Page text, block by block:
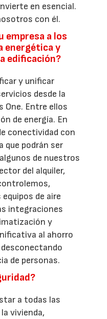
en esencial.
con él.
empresa a los
energética y
edificación?
y unificar
desde la
One. Entre ellos
de energía. En
conectividad con
que podrán ser
de nuestros
del alquiler,
de aire
integraciones
y
al ahorro
de personas.
a todas las
vivienda,